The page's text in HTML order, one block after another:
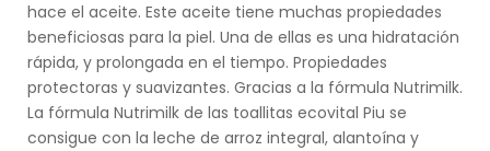
hace el aceite. Este aceite tiene muchas propiedades
beneficiosas para la piel. Una de ellas es una hidratación
rápida, y prolongada en el tiempo. Propiedades
protectoras y suavizantes. Gracias a la fórmula Nutrimilk.
La fórmula Nutrimilk de las toallitas ecovital Piu se
consigue con la leche de arroz integral, alantoína y